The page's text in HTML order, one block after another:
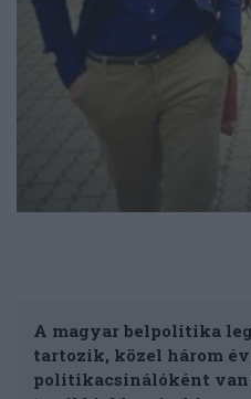
A magyar belpolitika
tartozik, közel három
politikacsinálóként van